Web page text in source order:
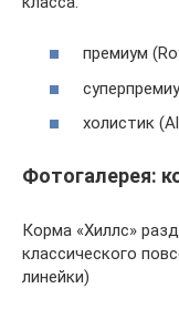
премиум
холистик
Фотогалерея:
Корма «Хиллс»
классического
линейки)